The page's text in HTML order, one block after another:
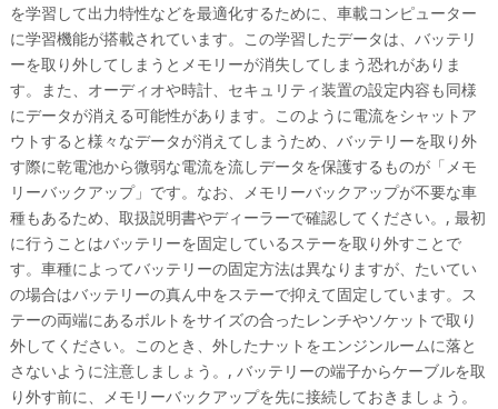
を学習して出力特性などを最適化するために、車載コンピューター
に学習機能が搭載されています。この学習したデータは、バッテリ
ーを取り外してしまうとメモリーが消失してしまう恐れがありま
す。また、オーディオや時計、セキュリティ装置の設定内容も同様
にデータが消える可能性があります。このように電流をシャットア
ウトすると様々なデータが消えてしまうため、バッテリーを取り外
す際に乾電池から微弱な電流を流しデータを保護するものが「メモ
リーバックアップ」です。なお、メモリーバックアップが不要な車
種もあるため、取扱説明書やディーラーで確認してください。, 最初
に行うことはバッテリーを固定しているステーを取り外すことで
す。車種によってバッテリーの固定方法は異なりますが、たいてい
の場合はバッテリーの真ん中をステーで抑えて固定しています。ス
テーの両端にあるボルトをサイズの合ったレンチやソケットで取り
外してください。このとき、外したナットをエンジンルームに落と
さないように注意しましょう。, バッテリーの端子からケーブルを取
り外す前に、メモリーバックアップを先に接続しておきましょう。